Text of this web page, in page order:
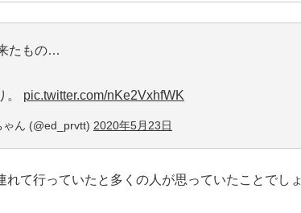
たもの…
。 pic.twitter.com/nKe2VxhfWK
ん (@ed_prvtt) 2020年5月23日
て行っていたと多くの人が思っていたことでしょ